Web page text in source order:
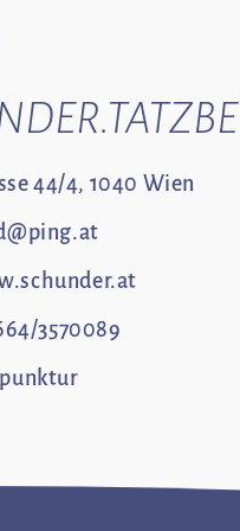
44/4, 1040 Wien
3570089